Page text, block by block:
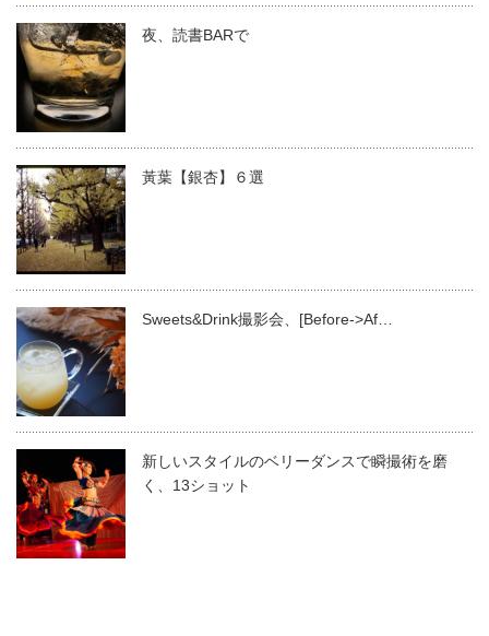
夜、読書BARで
黃葉【銀杏】６選
Sweets&Drink撮影会、[Before->Af…
新しいスタイルのベリーダンスで瞬撮術を磨
く、13ショット